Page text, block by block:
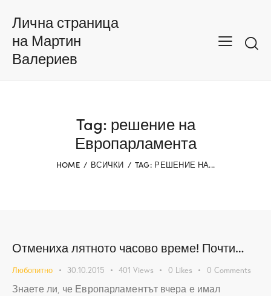
Лична страница
на Мартин
Валериев
Tag: решение на
Европарламента
HOME ВСИЧКИ TAG: РЕШЕНИЕ НА...
Отмениха лятното часово време! Почти…
Любопитно 30.10.2015 401 Views 0 Likes 0 Comments
Знаете ли, че Европарламентът вчера е имал